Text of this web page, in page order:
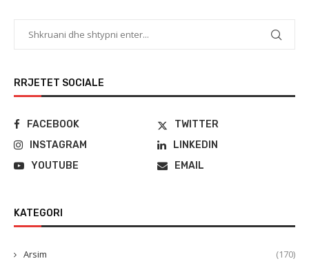
RRJETET SOCIALE
FACEBOOK
TWITTER
INSTAGRAM
LINKEDIN
YOUTUBE
EMAIL
KATEGORI
Arsim (170)